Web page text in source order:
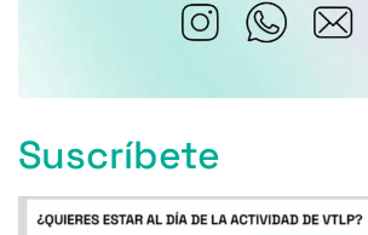
Suscríbete